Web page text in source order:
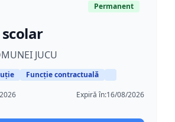
Permanent
JUCU
Funcție contractuală
Expiră în:16/08/2026